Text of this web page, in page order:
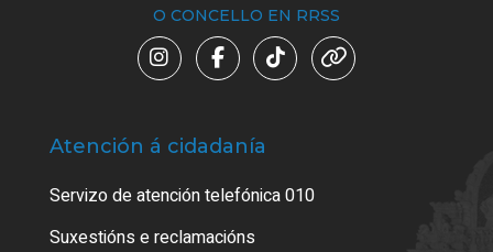
O CONCELLO EN RRSS
Atención á cidadanía
Servizo de atención telefónica 010
Suxestións e reclamacións